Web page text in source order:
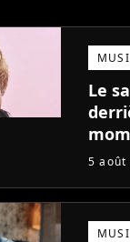
Le
5 août